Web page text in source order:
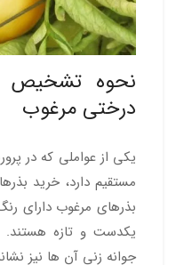
نحوه تشخیص
درختی مرغوب
یکی از عواملی که در
مستقیم دارد، خرید
بذرهای مرغوب دارای
یکدست و تازه هستند.
جوانه زنی آن ها نیز